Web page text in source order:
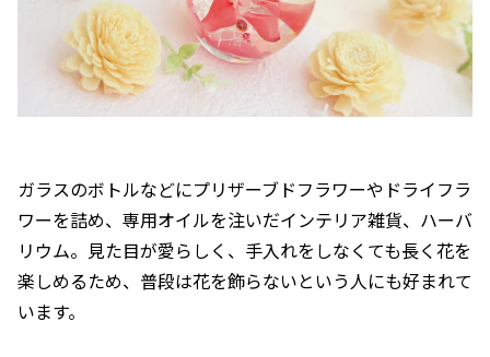
ガラスのボトルなどにプリザーブドフラワーやドライフラ
ワーを詰め、専用オイルを注いだインテリア雑貨、ハーバ
リウム。見た目が愛らしく、手入れをしなくても長く花を
楽しめるため、普段は花を飾らないという人にも好まれて
います。